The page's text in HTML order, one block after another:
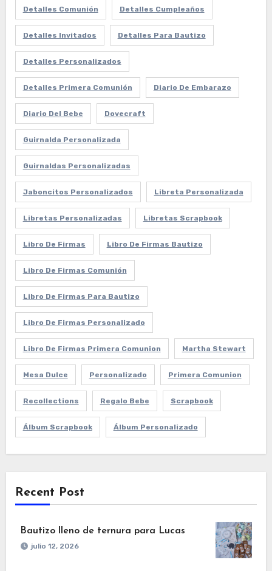
Detalles Comunión Detalles Cumpleaños
Detalles Invitados Detalles Para Bautizo
Detalles Personalizados
Detalles Primera Comunión Diario De Embarazo
Diario Del Bebe Dovecraft
Guirnalda Personalizada
Guirnaldas Personalizadas
Jaboncitos Personalizados Libreta Personalizada
Libretas Personalizadas Libretas Scrapbook
Libro De Firmas Libro De Firmas Bautizo
Libro De Firmas Comunión
Libro De Firmas Para Bautizo
Libro De Firmas Personalizado
Libro De Firmas Primera Comunion Martha Stewart
Mesa Dulce Personalizado Primera Comunion
Recollections Regalo Bebe Scrapbook
Álbum Scrapbook Álbum Personalizado
Recent Post
Bautizo lleno de ternura para Lucas
julio 12, 2026